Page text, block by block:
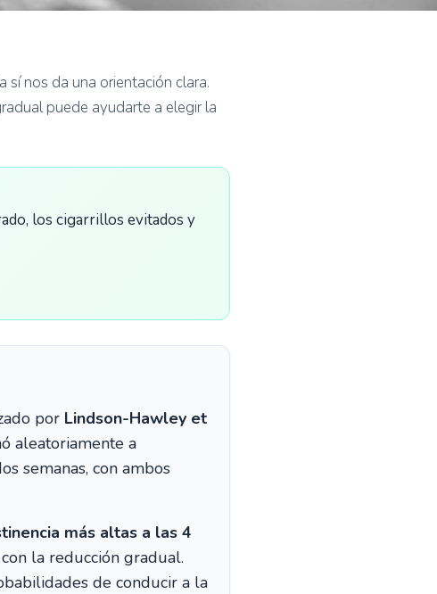
nos da una orientación clara.
puede ayudarte a elegir la
los cigarrillos evitados y
por Lindson-Hawley et
aleatoriamente a
semanas, con ambos
más altas a las 4
la reducción gradual.
de conducir a la